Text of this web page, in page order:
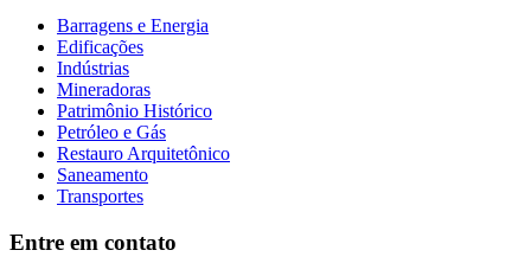
Barragens e Energia
Edificações
Indústrias
Mineradoras
Patrimônio Histórico
Petróleo e Gás
Restauro Arquitetônico
Saneamento
Transportes
Entre em contato